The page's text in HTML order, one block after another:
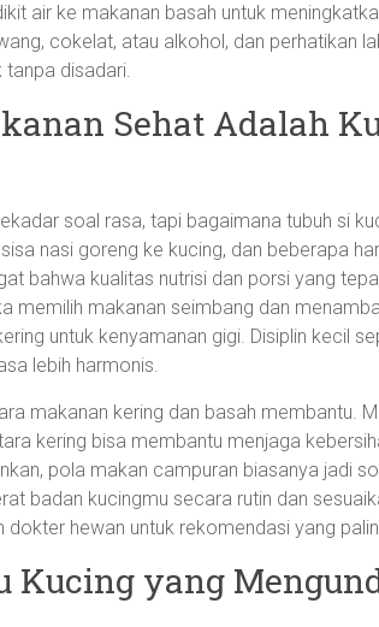
air ke makanan basah untuk
cokelat, atau alkohol, dan perhatikan
tanpa disadari.
Sehat Adalah
soal rasa, tapi bagaimana tubuh si
nasi goreng ke kucing, dan beberapa
bahwa kualitas nutrisi dan porsi yang
memilih makanan seimbang dan
untuk kenyamanan gigi. Disiplin kecil
lebih harmonis.
makanan kering dan basah membantu.
kering bisa membantu menjaga
pola makan campuran biasanya jadi
badan kucingmu secara rutin dan
dokter hewan untuk rekomendasi yang
Kucing yang